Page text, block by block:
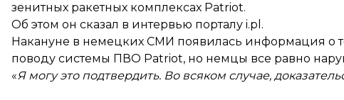
зенитных ракетных комплексах Patriot.
Об этом он сказал в интервью порталу i.pl.
Накануне в немецких СМИ появилась информация о
поводу системы ПВО Patriot, но немцы все равно
«Я могу это подтвердить. Во всяком случае,